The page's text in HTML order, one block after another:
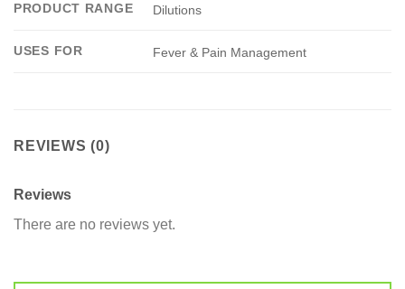
PRODUCT RANGE Dilutions
USES FOR Fever & Pain Management
REVIEWS (0)
Reviews
There are no reviews yet.